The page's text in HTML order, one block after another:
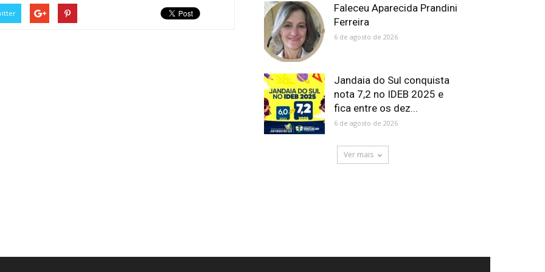
Faleceu Aparecida Prandini
Ferreira
6 de agosto de 2026
Jandaia do Sul conquista
nota 7,2 no IDEB 2025 e
fica entre os dez...
6 de agosto de 2026
Ver mais